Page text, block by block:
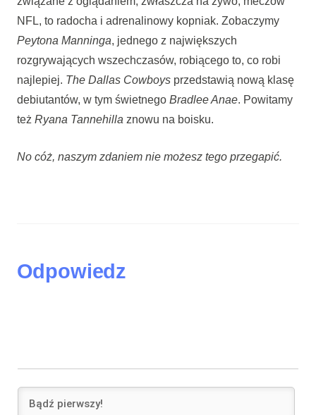
NFL, to radocha i adrenalinowy kopniak. Zobaczymy
Peytona Manninga, jednego z największych
rozgrywających wszechczasów, robiącego to, co robi
najlepiej. The Dallas Cowboysprzedstawią nową klasę
debiutantów, w tym świetnego Bradlee Anae. Powitamy
też Ryana Tannehilla znowu na boisku.
No cóż, naszym zdaniem nie możesz tego przegapić.
Odpowiedz